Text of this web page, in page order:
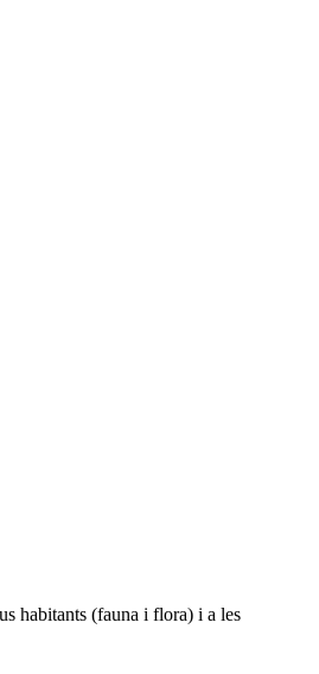
habitants (fauna i flora) i a les